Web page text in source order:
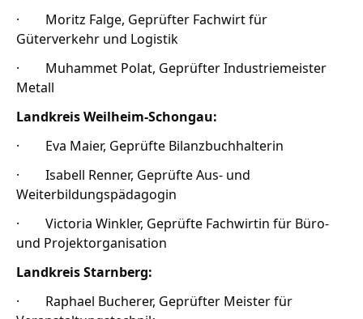
Amphibienschutz
Service
Nachgehört
Zeit fürs Oberland
Handwerker
· Moritz Falge, Geprüfter Fachwirt für
Güterverkehr und Logistik
· Muhammet Polat, Geprüfter Industriemeister
Metall
Landkreis Weilheim-Schongau:
· Eva Maier, Geprüfte Bilanzbuchhalterin
· Isabell Renner, Geprüfte Aus- und
Weiterbildungspädagogin
· Victoria Winkler, Geprüfte Fachwirtin für Büro-
und Projektorganisation
Landkreis Starnberg:
· Raphael Bucherer, Geprüfter Meister für